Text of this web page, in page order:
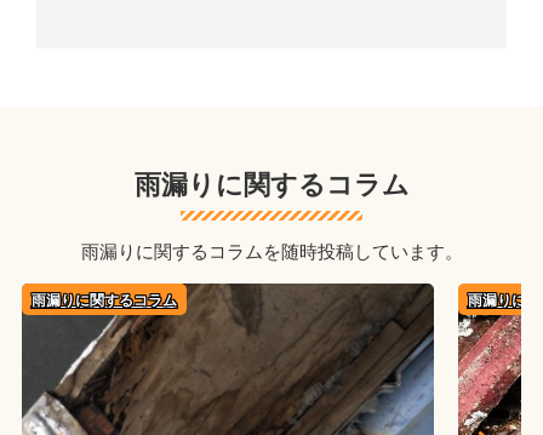
雨漏りに関するコラム
雨漏りに関するコラムを随時投稿しています。
雨漏りに関するコラム 雨漏りに